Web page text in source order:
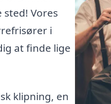
Vores
i
at finde lige
klipning, en